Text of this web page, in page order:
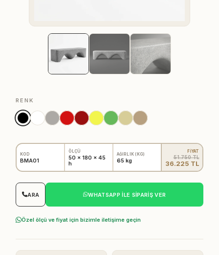
KOD
BMA01
ÖLÇÜ
50 x 180 x 45
h
AĞIRLIK (KG)
65 kg
FİYAT
51.750 TL
36.225 TL
RENK
WHATSAPP ILE SIPARIŞ VER
ARA
Özel ölçü ve fiyat için bizimle iletişime geçin